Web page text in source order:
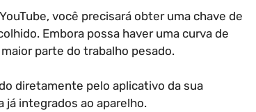
você precisará obter uma chave de
Embora possa haver uma curva de
parte do trabalho pesado.
diretamente pelo aplicativo da sua
já integrados ao aparelho.